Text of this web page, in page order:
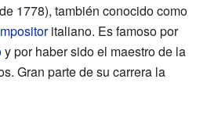
1778), también conocido como
italiano. Es famoso por
y por haber sido el maestro de la
Gran parte de su carrera la